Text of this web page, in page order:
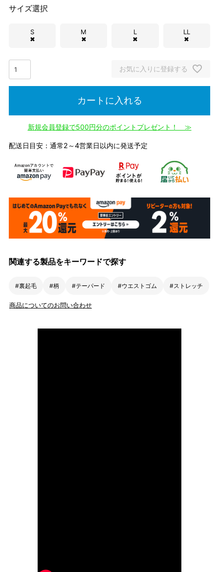
サイズ選択
S
✖
M
✖
L
✖
LL
✖
お気に入りに登録する
カートに入れる
新規会員登録で500円分のポイントプレゼント！ ≫
配送日目安：通常2～4営業日以内に発送予定
関連する製品をキーワードで探す
#裏起毛 #柄 #テーパード #ウエストゴム #ストレッチ
商品についてのお問い合わせ